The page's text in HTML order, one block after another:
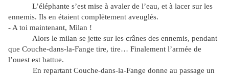
L’éléphante s’est mise à avaler de l’eau, et à lacer sur les
ennemis. Ils en étaient complètement aveuglés.
- A toi maintenant, Milan !
Alors le milan se jette sur les crânes des ennemis, pendant
que Couche-dans-la-Fange tire, tire… Finalement l’armée de
l’ouest est battue.
En repartant Couche-dans-la-Fange donne au passage un